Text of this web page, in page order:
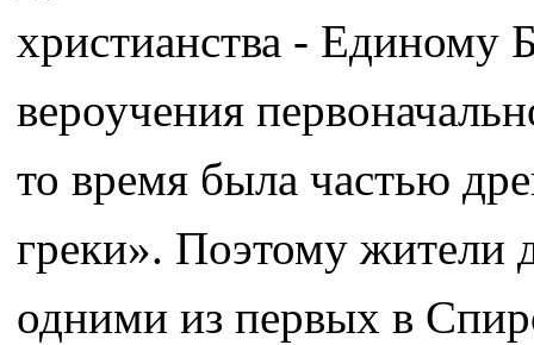
христианства - Единому
вероучения
то время была частью
греки». Поэтому жители
одними из первых в